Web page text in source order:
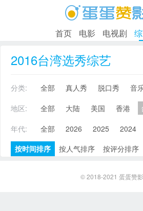
首页 电影 电视剧
2016台湾选秀综艺
分类: 全部 真人秀 脱口秀 音
地区:
全部 大陆 美国 香港
年代:
全部 2026 2025 2024
按时间排序
按人气排序 按评分排序
© 2018-2021 蛋蛋赞